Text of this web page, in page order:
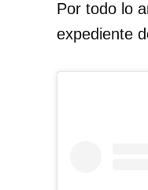
Por todo lo
expediente